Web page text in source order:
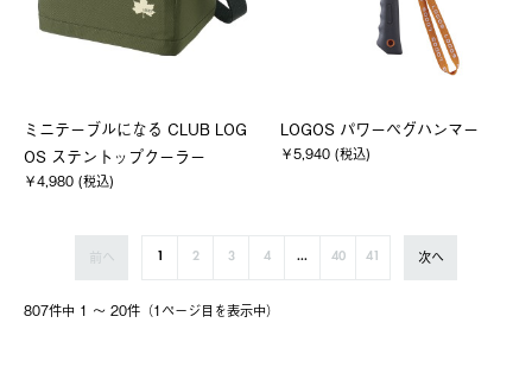
ミニテーブルになる CLUB LOG
OS ステントップクーラー
￥4,980 (税込)
LOGOS パワーペグハンマー
￥5,940 (税込)
807件中 1 〜 20件（1ページ⽬を表⽰中）
前へ 1 2 3 4 ... 40 41 次へ